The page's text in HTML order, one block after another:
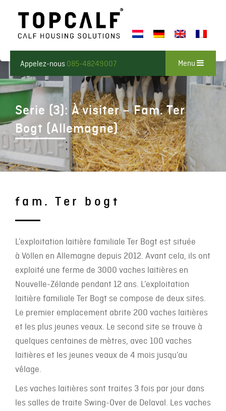
Appelez-nous 085-48249007 Menu
Serie (3): À visiter – Fam. Ter
Bogt (Allemagne)
fam. Ter bogt
L’exploitation laitière familiale Ter Bogt est située
à Völlen en Allemagne depuis 2012. Avant cela, ils ont
exploité une ferme de 3000 vaches laitières en
Nouvelle-Zélande pendant 12 ans. L’exploitation
laitière familiale Ter Bogt se compose de deux sites.
Le premier emplacement abrite 200 vaches laitières
et les plus jeunes veaux. Le second site se trouve à
quelques centaines de mètres, avec 100 vaches
laitières et les jeunes veaux de 4 mois jusqu’au
vêlage.
Les vaches laitières sont traites 3 fois par jour dans
les salles de traite Swing-Over de Delaval. Les vaches